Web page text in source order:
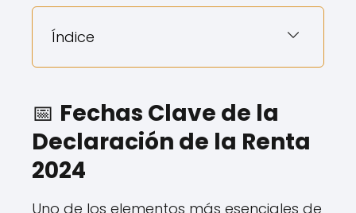
Índice
📅 Fechas Clave de la
Declaración de la Renta
2024
Uno de los elementos más esenciales de